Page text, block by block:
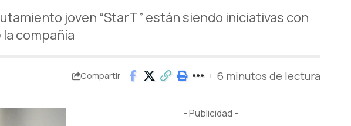
joven “StarT” están siendo iniciativas con
compañía
Compartir 6 minutos de lectura
- Publicidad -